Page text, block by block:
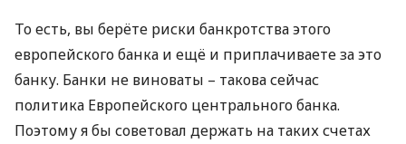
То есть, вы берёте риски банкротства этого
европейского банка и ещё и приплачиваете за это
банку. Банки не виноваты – такова сейчас
политика Европейского центрального банка.
Поэтому я бы советовал держать на таких счетах